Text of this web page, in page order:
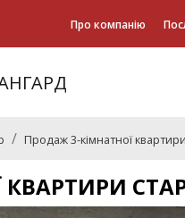
Про компанію
Продаж 3-кімнатної